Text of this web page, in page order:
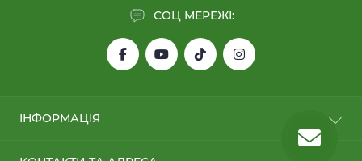
СОЦ МЕРЕЖІ:
ІНФОРМАЦІЯ